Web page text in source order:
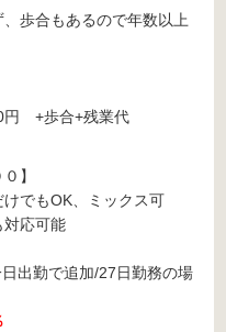
歩合もあるので年数以上
円 +歩合+残業代
】
でもOK、ミックス可
対応可能
出勤で追加/27日勤務の場